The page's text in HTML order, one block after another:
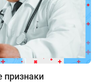
признаки